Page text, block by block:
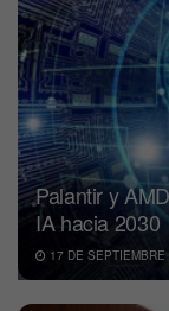
Palantir y
IA hacia 2030
17 DE